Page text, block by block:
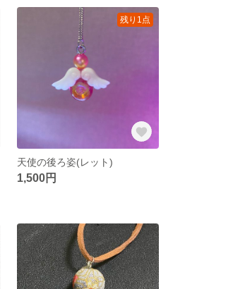
残り1点
天使の後ろ姿(レット)
1,500円